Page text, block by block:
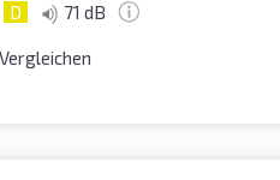
D 71 dB